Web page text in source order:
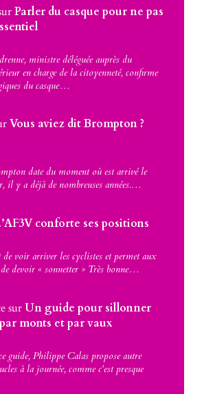
Parler du casque pour ne pas
ministre déléguée auprès du
en charge de la citoyenneté, confirme
du casque…
Vous aviez dit Brompton ?
date du moment où est arrivé le
il y a déjà de nombreuses années.…
conforte ses positions
voir arriver les cyclistes et permet aux
de devoir « sonnetter » Très bonne…
surUn guide pour sillonner
monts et par vaux
guide, Philippe Calas propose autre
à la journée, comme c'est presque